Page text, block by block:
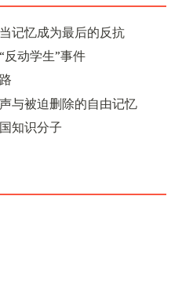
记忆成为最后的反抗
动学生”事件
与被迫删除的自由记忆
知识分子